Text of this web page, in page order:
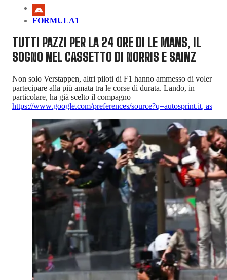
FORMULA1
TUTTI PAZZI PER LA 24 ORE DI LE MANS, IL
SOGNO NEL CASSETTO DI NORRIS E SAINZ
Non solo Verstappen, altri piloti di F1 hanno ammesso di voler
partecipare alla più amata tra le corse di durata. Lando, in
particolare, ha già scelto il compagno
https://www.google.com/preferences/source?q=autosprint.it, as